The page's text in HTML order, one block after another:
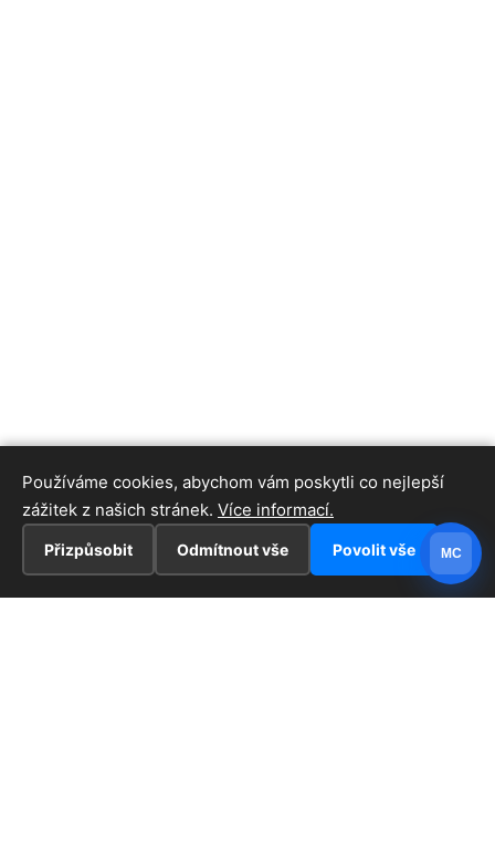
Používáme cookies, abychom vám poskytli co nejlepší
zážitek z našich stránek. Více informací.
Přizpůsobit Odmítnout vše Povolit vše MC